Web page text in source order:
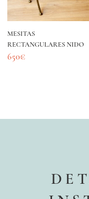
MESITAS
RECTANGULARES NIDO
650€